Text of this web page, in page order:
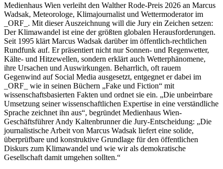
Medienhaus Wien verleiht den Walther Rode-Preis 2026 an Marcus
Wadsak, Meteorologe, Klimajournalist und Wettermoderator im
_ORF_. Mit dieser Auszeichnung will die Jury ein Zeichen setzen:
Der Klimawandel ist eine der größten globalen Herausforderungen.
Seit 1995 klärt Marcus Wadsak darüber im öffentlich-rechtlichen
Rundfunk auf. Er präsentiert nicht nur Sonnen- und Regenwetter,
Kälte- und Hitzewellen, sondern erklärt auch Wetterphänomene,
ihre Ursachen und Auswirkungen. Beharrlich, oft rauem
Gegenwind auf Social Media ausgesetzt, entgegnet er dabei im
_ORF_ wie in seinen Büchern „Fake und Fiction“ mit
wissenschaftsbasierten Fakten und ordnet sie ein. „Die unbeirrbare
Umsetzung seiner wissenschaftlichen Expertise in eine verständliche
Sprache zeichnet ihn aus“, begründet Medienhaus Wien-
Geschäftsführer Andy Kaltenbrunner die Jury-Entscheidung: „Die
journalistische Arbeit von Marcus Wadsak liefert eine solide,
überprüfbare und konstruktive Grundlage für den öffentlichen
Diskurs zum Klimawandel und wie wir als demokratische
Gesellschaft damit umgehen sollten.“